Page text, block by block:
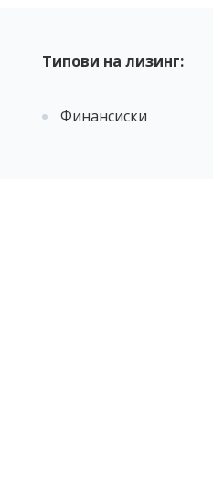
Типови на лизинг:
Финансиски